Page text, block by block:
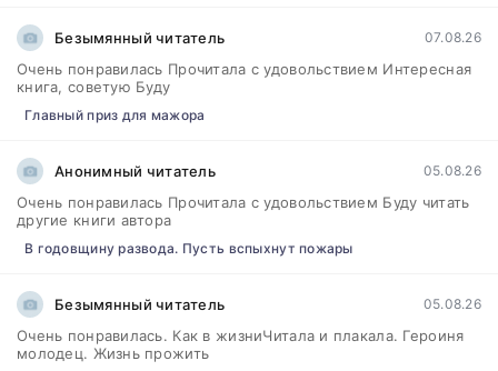
Безымянный читатель 07.08.26
Очень понравилась Прочитала с удовольствием Интересная
книга, советую Буду
Главный приз для мажора
Анонимный читатель 05.08.26
Очень понравилась Прочитала с удовольствием Буду читать
другие книги автора
В годовщину развода. Пусть вспыхнут пожары
Безымянный читатель 05.08.26
Очень понравилась. Как в жизниЧитала и плакала. Героиня
молодец. Жизнь прожить